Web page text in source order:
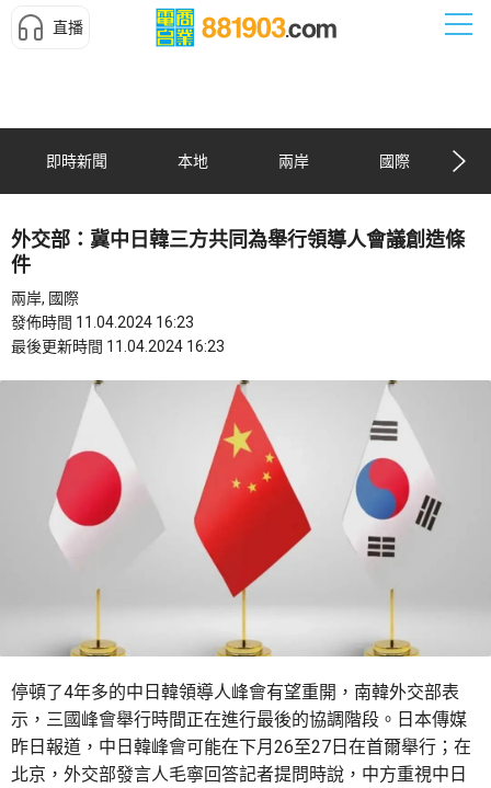
直播
即時新聞 本地 兩岸 國際
外交部：冀中日韓三方共同為舉行領導人會議創造條
件
兩岸, 國際
發佈時間 11.04.2024 16:23
最後更新時間 11.04.2024 16:23
停頓了4年多的中日韓領導人峰會有望重開，南韓外交部表
示，三國峰會舉行時間正在進行最後的協調階段。日本傳媒
昨日報道，中日韓峰會可能在下月26至27日在首爾舉行；在
北京，外交部發言人毛寧回答記者提問時說，中方重視中日